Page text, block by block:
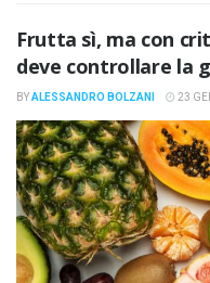
Frutta sì, ma con
deve controllare la
BYALESSANDRO BOLZANI 23